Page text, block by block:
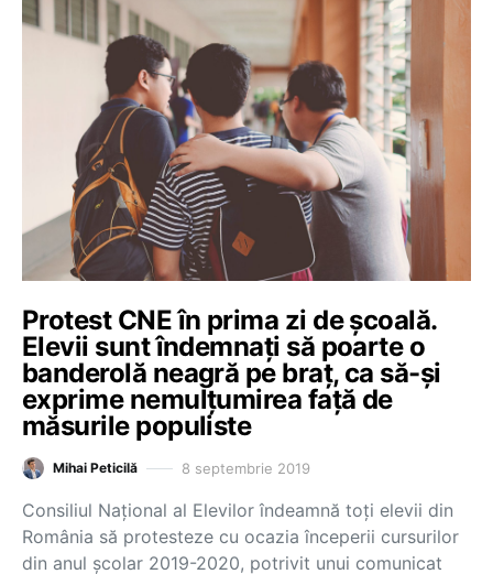
Protest CNE în prima zi de şcoală.
Elevii sunt îndemnaţi să poarte o
banderolă neagră pe braţ, ca să-şi
exprime nemulţumirea faţă de
măsurile populiste
Mihai Peticilă 8 septembrie 2019
Consiliul Național al Elevilor îndeamnă toți elevii din
România să protesteze cu ocazia începerii cursurilor
din anul școlar 2019-2020, potrivit unui comunicat